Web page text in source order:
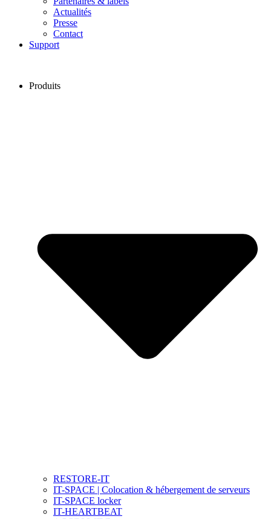
Actualités
Presse
Contact
Support
Produits
RESTORE-IT
IT-SPACE | Colocation & hébergement de serveurs
IT-SPACE locker
IT-HEARTBEAT